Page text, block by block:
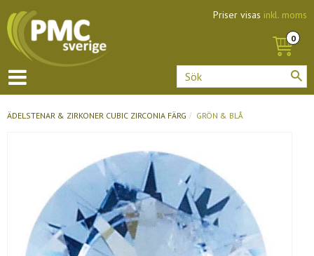
Priser visas inkl. moms
ÄDELSTENAR & ZIRKONER CUBIC ZIRCONIA FÄRG GRÖN & BLÅ